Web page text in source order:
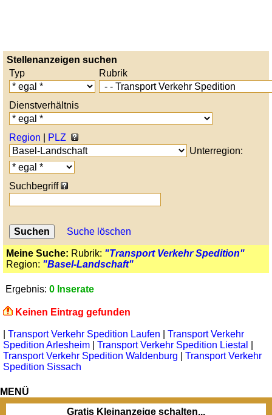
Stellenanzeigen suchen
Typ
Rubrik
Dienstverhältnis
Region
PLZ
Unterregion:
Suchbegriff
Suche löschen
Meine Suche: Rubrik: "Transport Verkehr Spedition"
Region: "Basel-Landschaft"
Ergebnis: 0 Inserate
Keinen Eintrag gefunden
Transport Verkehr Spedition Laufen
Transport Verkehr
Spedition Arlesheim
Transport Verkehr Spedition Liestal
Transport Verkehr Spedition Waldenburg
Transport Verkehr
Spedition Sissach
MENÜ
Gratis Kleinanzeige schalten...